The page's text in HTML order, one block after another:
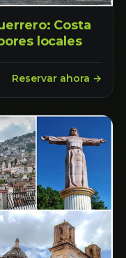
Costa
locales
Reservar ahora →